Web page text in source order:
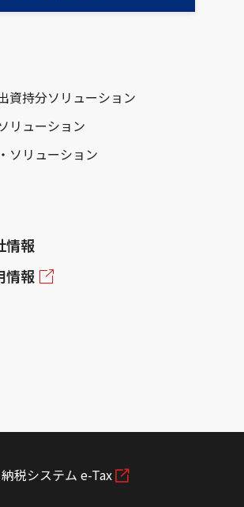
資持分ソリューション
リューション
ソリューション
情報
情報
税システム e-Tax